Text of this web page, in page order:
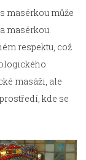
masérkou může
masérkou.
respektu, což
masáži, ale
kde se